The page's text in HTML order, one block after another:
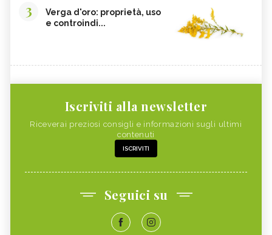
3
Verga d'oro: proprietà, uso
e controindi...
Iscriviti alla newsletter
Riceverai preziosi consigli e informazioni sugli ultimi
contenuti
ISCRIVITI
Seguici su